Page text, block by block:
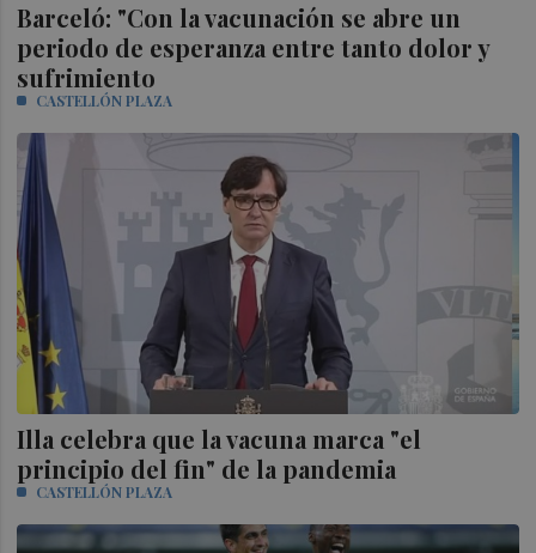
Barceló: "Con la vacunación se abre un
periodo de esperanza entre tanto dolor y
sufrimiento
CASTELLÓN PLAZA
Illa celebra que la vacuna marca "el
principio del fin" de la pandemia
CASTELLÓN PLAZA